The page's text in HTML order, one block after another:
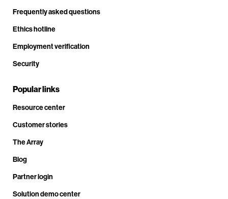
Frequently asked questions
Ethics hotline
Employment verification
Security
Popular links
Resource center
Customer stories
The Array
Blog
Partner login
Solution demo center